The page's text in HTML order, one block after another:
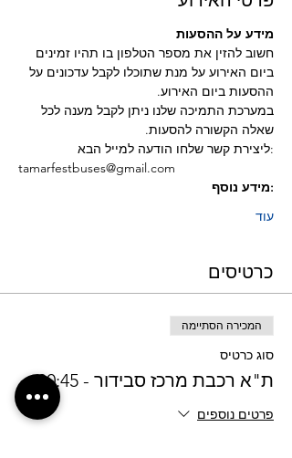
מידע על ההסעות
חשוב להזין את מספר הטלפון בו תהיו זמינים
ביום האירוע על מנת שתוכלו לקבל עדכונים על
ההסעות ביום האירוע.
במערכת התמיכה שלנו ניתן לקבל מענה לכל
שאלה הקשורה להסעות.
:ליצירת קשר שלחו הודעה למייל הבא
tamarfestbuses@gmail.com
:מידע נוסף
עוד
כרטיסים
המכירה הסתיימה
סוג כרטיס
ת"א רכבת מרכז סבידור - 00:45
פרטים נוספים